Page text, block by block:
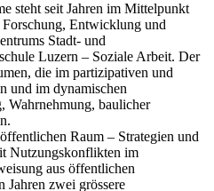
steht seit Jahren im Mittelpunkt
Entwicklung und
Stadt- und
Luzern – Soziale Arbeit. Der
die im partizipativen und
und im dynamischen
Wahrnehmung, baulicher
Raum – Strategien und
Nutzungskonflikten im
aus öffentlichen
Jahren zwei grössere